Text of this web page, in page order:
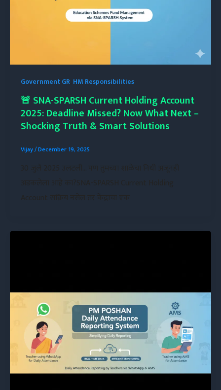
Government GR, HM Responsibilities
🚨 SNA-SPARSH Current Holding Account
2025: Deadline Missed? Now What Next –
Shocking Truth & Smart Solutions
Vijay/December 19, 2025